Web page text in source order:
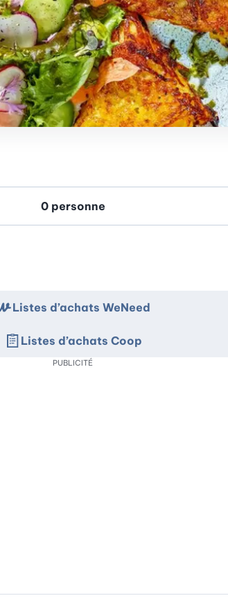
Listes d’achats WeNeed
Listes d’achats Coop
PUBLICITÉ